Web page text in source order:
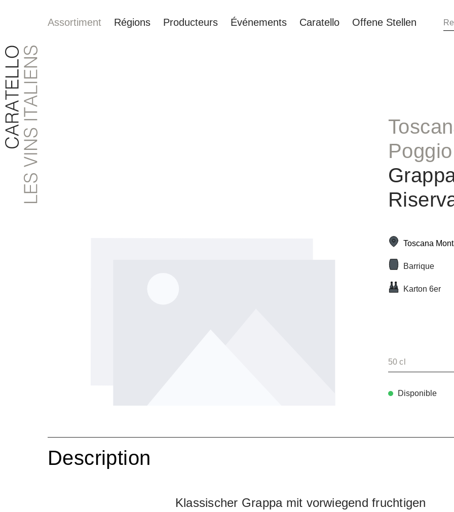
Assortiment Régions Producteurs Événements Caratello Offene Stellen
Toscana
Barrique
Karton 6er
50 cl
Disponible
Description
Klassischer Grappa mit vorwiegend fruchtigen